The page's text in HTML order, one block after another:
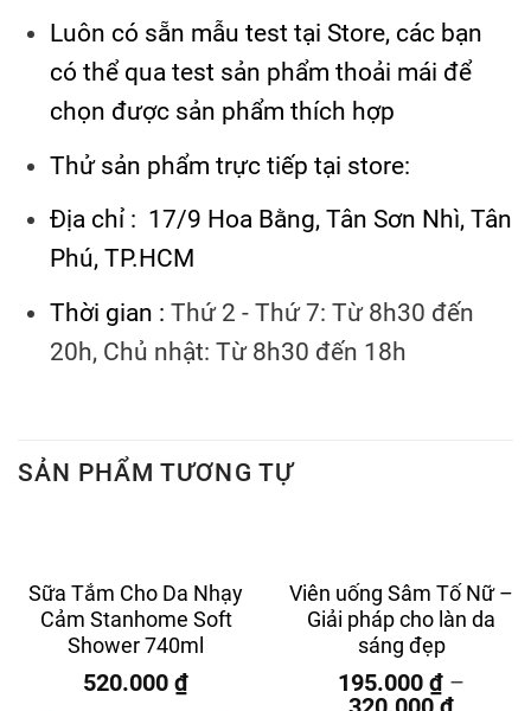
Luôn có sẵn mẫu test tại Store, các bạn
có thể qua test sản phẩm thoải mái để
chọn được sản phẩm thích hợp
Thử sản phẩm trực tiếp tại store:
Địa chỉ : 17/9 Hoa Bằng, Tân Sơn Nhì, Tân
Phú, TP.HCM
Thời gian :Thứ 2 - Thứ 7: Từ 8h30 đến
20h, Chủ nhật: Từ 8h30 đến 18h
SẢN PHẨM TƯƠNG TỰ
Sữa Tắm Cho Da Nhạy
Cảm Stanhome Soft
Shower 740ml
520.000 ₫
Viên uống Sâm Tố Nữ –
Giải pháp cho làn da
sáng đẹp
195.000 ₫ –